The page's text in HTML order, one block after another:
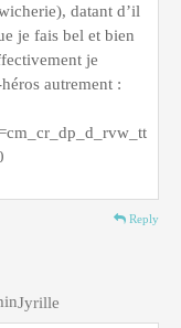
datant d’il
je fais bel et bien
je
autrement :
Reply
Jyrille